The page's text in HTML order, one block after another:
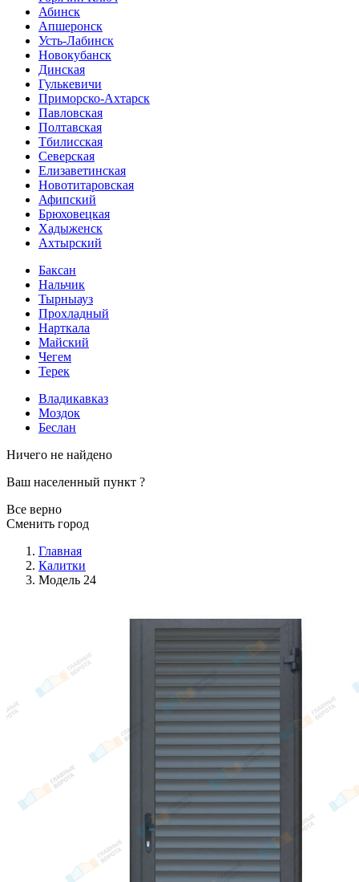
Абинск
Апшеронск
Усть-Лабинск
Новокубанск
Динская
Гулькевичи
Приморско-Ахтарск
Павловская
Полтавская
Тбилисская
Северская
Елизаветинская
Новотитаровская
Афипский
Брюховецкая
Хадыженск
Ахтырский
Баксан
Нальчик
Тырныауз
Прохладный
Нарткала
Майский
Чегем
Терек
Владикавказ
Моздок
Беслан
Ничего не найдено
Ваш населенный пункт ?
Все верно
Сменить город
Главная
Калитки
Модель 24